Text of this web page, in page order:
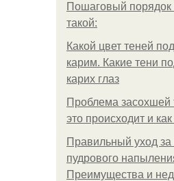
Пошаговый порядок
такой:
Какой цвет теней
карим. Какие тени
карих глаз
Проблема засохшей
это происходит и
Правильный уход
пудрового
Преимущества и